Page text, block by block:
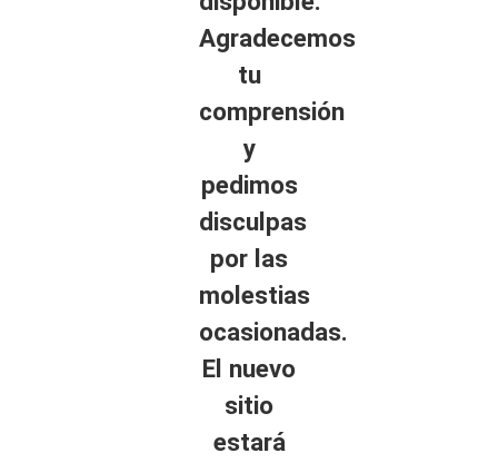
Agradecemos
tu
comprensión
y
pedimos
disculpas
por las
molestias
ocasionadas.
El nuevo
sitio
estará